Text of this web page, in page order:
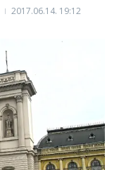
2017.06.14. 19:12